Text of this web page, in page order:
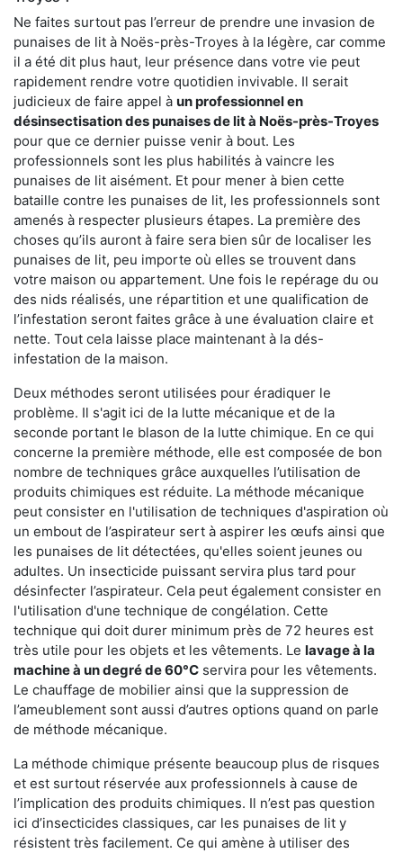
Ne faites surtout pas l’erreur de prendre une invasion de
punaises de lit à Noës-près-Troyes à la légère, car comme
il a été dit plus haut, leur présence dans votre vie peut
rapidement rendre votre quotidien invivable. Il serait
judicieux de faire appel à un professionnel en
désinsectisation des punaises de lit à Noës-près-Troyes
pour que ce dernier puisse venir à bout. Les
professionnels sont les plus habilités à vaincre les
punaises de lit aisément. Et pour mener à bien cette
bataille contre les punaises de lit, les professionnels sont
amenés à respecter plusieurs étapes. La première des
choses qu’ils auront à faire sera bien sûr de localiser les
punaises de lit, peu importe où elles se trouvent dans
votre maison ou appartement. Une fois le repérage du ou
des nids réalisés, une répartition et une qualification de
l’infestation seront faites grâce à une évaluation claire et
nette. Tout cela laisse place maintenant à la dés-
infestation de la maison.
Deux méthodes seront utilisées pour éradiquer le
problème. Il s'agit ici de la lutte mécanique et de la
seconde portant le blason de la lutte chimique. En ce qui
concerne la première méthode, elle est composée de bon
nombre de techniques grâce auxquelles l’utilisation de
produits chimiques est réduite. La méthode mécanique
peut consister en l'utilisation de techniques d'aspiration où
un embout de l’aspirateur sert à aspirer les œufs ainsi que
les punaises de lit détectées, qu'elles soient jeunes ou
adultes. Un insecticide puissant servira plus tard pour
désinfecter l’aspirateur. Cela peut également consister en
l'utilisation d'une technique de congélation. Cette
technique qui doit durer minimum près de 72 heures est
très utile pour les objets et les vêtements. Le lavage à la
machine à un degré de 60°C servira pour les vêtements.
Le chauffage de mobilier ainsi que la suppression de
l’ameublement sont aussi d’autres options quand on parle
de méthode mécanique.
La méthode chimique présente beaucoup plus de risques
et est surtout réservée aux professionnels à cause de
l’implication des produits chimiques. Il n’est pas question
ici d’insecticides classiques, car les punaises de lit y
résistent très facilement. Ce qui amène à utiliser des